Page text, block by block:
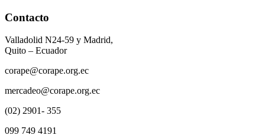
Contacto
Valladolid N24-59 y Madrid,
Quito – Ecuador
corape@corape.org.ec
mercadeo@corape.org.ec
(02) 2901- 355
099 749 4191